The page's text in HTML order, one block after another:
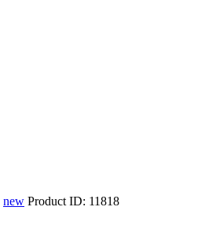
new Product ID: 11818